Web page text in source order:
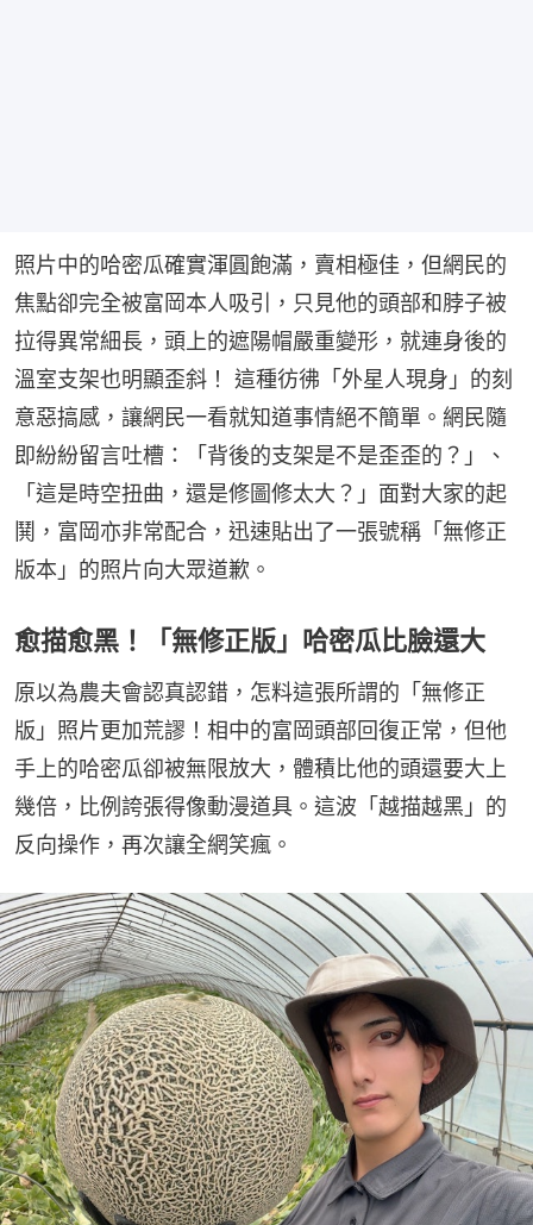
照片中的哈密瓜確實渾圓飽滿，賣相極佳，但網民的
焦點卻完全被富岡本人吸引，只見他的頭部和脖子被
拉得異常細長，頭上的遮陽帽嚴重變形，就連身後的
溫室支架也明顯歪斜！ 這種彷彿「外星人現身」的刻
意惡搞感，讓網民一看就知道事情絕不簡單。網民隨
即紛紛留言吐槽：「背後的支架是不是歪歪的？」、
「這是時空扭曲，還是修圖修太大？」面對大家的起
鬨，富岡亦非常配合，迅速貼出了一張號稱「無修正
版本」的照片向大眾道歉。
愈描愈黑！「無修正版」哈密瓜比臉還大
原以為農夫會認真認錯，怎料這張所謂的「無修正
版」照片更加荒謬！相中的富岡頭部回復正常，但他
手上的哈密瓜卻被無限放大，體積比他的頭還要大上
幾倍，比例誇張得像動漫道具。這波「越描越黑」的
反向操作，再次讓全網笑瘋。